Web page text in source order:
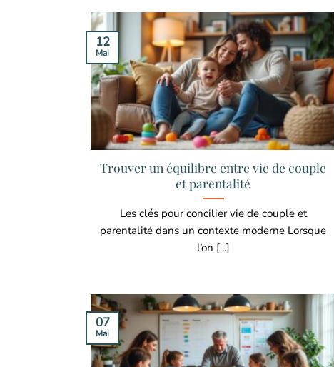
Trouver un équilibre entre vie de couple
et parentalité
Les clés pour concilier vie de couple et
parentalité dans un contexte moderne Lorsque
l’on [...]
12
Mai
07
Mai